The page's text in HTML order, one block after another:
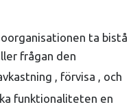
ta bistå
frågan den
, förvisa , och
funktionaliteten en